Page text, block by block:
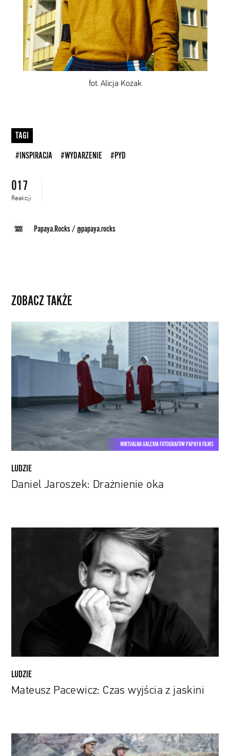
fot. Alicja Kozak
TAGI
#INSPIRACJA #WYDARZENIE #PYD
017
Reakcji
Papaya.Rocks /@papaya.rocks
ZOBACZ TAKŻE
Daniel
Jaroszek:
WIRTUALNA GALERIA FOTOGRAFÓW PAPAYA FILMS
LUDZIE
Daniel Jaroszek: Drażnienie oka
LUDZIE
Mateusz Pacewicz: Czas wyjścia z jaskini
Jeff
Bezos